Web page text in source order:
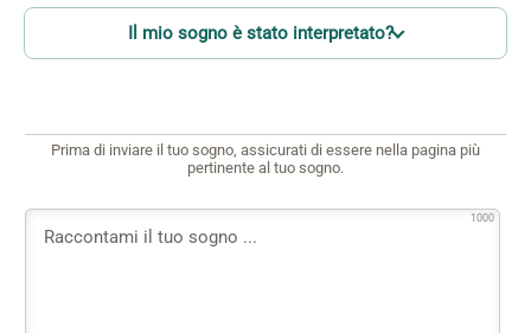
Il mio sogno è stato interpretato?
Prima di inviare il tuo sogno, assicurati di essere nella pagina più
pertinente al tuo sogno.
1000